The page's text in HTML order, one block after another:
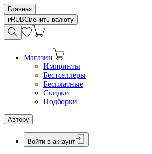
Главная
RUBСменить валюту
Магазин
Импринты
Бестселлеры
Бесплатные
Скидки
Подборки
Автору
Войти в аккаунт